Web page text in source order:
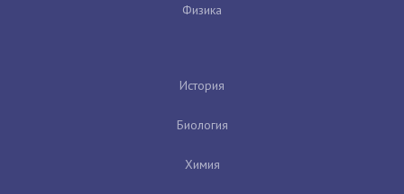
Физика
История
Биология
Химия